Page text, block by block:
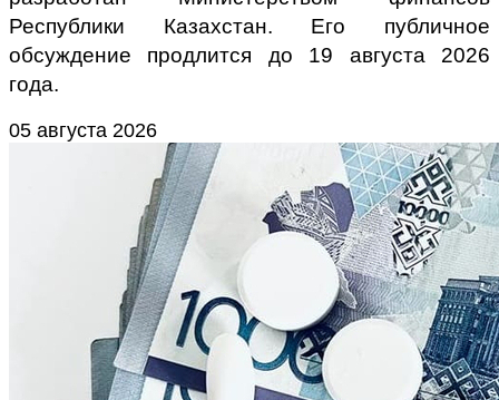
Республики Казахстан. Его публичное
обсуждение продлится до 19 августа 2026
года.
05 августа 2026